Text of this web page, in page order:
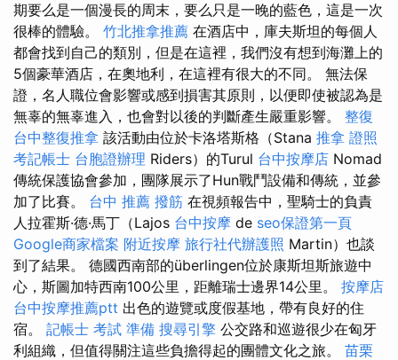
期要么是一個漫長的周末，要么只是一晚的藍色，這是一次
很棒的體驗。 竹北推拿推薦 在酒店中，庫夫斯坦的每個人
都會找到自己的類別，但是在這裡，我們沒有想到海灘上的
5個豪華酒店，在奧地利，在這裡有很大的不同。 無法保
證，名人職位會影響或感到損害其原則，以便即使被認為是
無辜的無辜進入，也會對以後的判斷產生嚴重影響。 整復
台中整復推拿 該活動由位於卡洛塔斯格（Stana 推拿 證照
考記帳士 台胞證辦理 Riders）的Turul 台中按摩店 Nomad
傳統保護協會參加，團隊展示了Hun戰鬥設備和傳統，並參
加了比賽。 台中 推薦 撥筋 在視頻報告中，聖騎士的負責
人拉霍斯·德·馬丁（Lajos 台中按摩 de seo保證第一頁
Google商家檔案 附近按摩 旅行社代辦護照 Martin）也談
到了結果。 德國西南部的überlingen位於康斯坦斯旅遊中
心，斯圖加特西南100公里，距離瑞士邊界14公里。 按摩店
台中按摩推薦ptt 出色的遊覽或度假基地，帶有良好的住
宿。 記帳士 考試 準備 搜尋引擎 公交路和巡遊很少在匈牙
利組織，但值得關注這些負擔得起的團體文化之旅。 苗栗